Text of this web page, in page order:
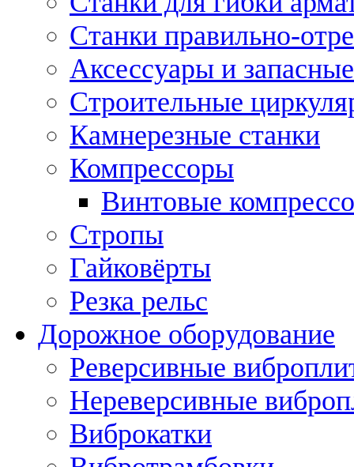
Станки правильно-
Аксессуары и
Строительные
Камнерезные станки
Компрессоры
Винтовые
Стропы
Гайковёрты
Резка рельс
Дорожное оборудование
Реверсивные
Нереверсивные
Виброкатки